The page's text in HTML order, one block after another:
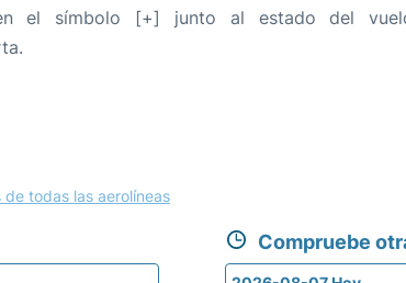
el símbolo [+] junto al estado del
de todas las aerolíneas
Compruebe